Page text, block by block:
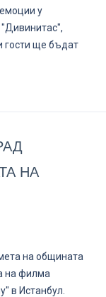
у
гости ще бъдат
НА
на общината
на филма
в Истанбул.